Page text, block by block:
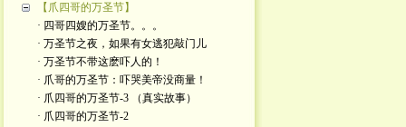
【爪四哥的万圣节】
· 四哥四嫂的万圣节。。。
· 万圣节之夜，如果有女逃犯敲门儿
· 万圣节不带这麽吓人的！
· 爪哥的万圣节：吓哭美帝没商量！
· 爪四哥的万圣节-3 （真实故事）
· 爪四哥的万圣节-2